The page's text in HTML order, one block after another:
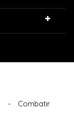
-
Combatir